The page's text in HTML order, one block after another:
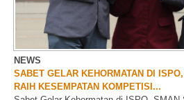
NEWS
SABET GELAR KEHORMATAN DI
RAIH KESEMPATAN KOMPETISI...